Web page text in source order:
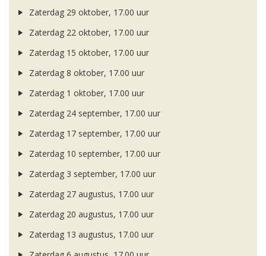
Zaterdag 29 oktober, 17.00 uur
Zaterdag 22 oktober, 17.00 uur
Zaterdag 15 oktober, 17.00 uur
Zaterdag 8 oktober, 17.00 uur
Zaterdag 1 oktober, 17.00 uur
Zaterdag 24 september, 17.00 uur
Zaterdag 17 september, 17.00 uur
Zaterdag 10 september, 17.00 uur
Zaterdag 3 september, 17.00 uur
Zaterdag 27 augustus, 17.00 uur
Zaterdag 20 augustus, 17.00 uur
Zaterdag 13 augustus, 17.00 uur